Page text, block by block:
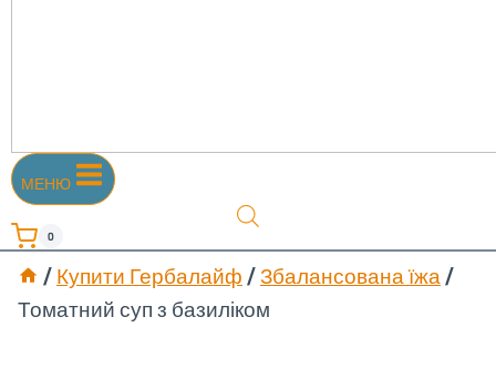
МЕНЮ
0
/ Купити Гербалайф /Збалансована їжа/
Томатний суп з базиліком